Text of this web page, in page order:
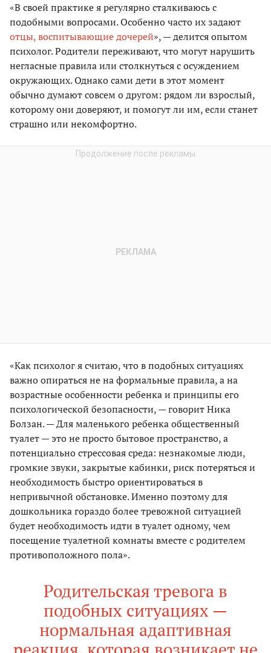
«В своей практике я регулярно сталкиваюсь с
подобными вопросами. Особенно часто их задают
отцы, воспитывающие дочерей», — делится опытом
психолог. Родители переживают, что могут нарушить
негласные правила или столкнуться с осуждением
окружающих. Однако сами дети в этот момент
обычно думают совсем о другом: рядом ли взрослый,
которому они доверяют, и помогут ли им, если станет
страшно или некомфортно.
«Как психолог я считаю, что в подобных ситуациях
важно опираться не на формальные правила, а на
возрастные особенности ребенка и принципы его
психологической безопасности, — говорит Ника
Болзан. — Для маленького ребенка общественный
туалет — это не просто бытовое пространство, а
потенциально стрессовая среда: незнакомые люди,
громкие звуки, закрытые кабинки, риск потеряться и
необходимость быстро ориентироваться в
непривычной обстановке. Именно поэтому для
дошкольника гораздо более тревожной ситуацией
будет необходимость идти в туалет одному, чем
посещение туалетной комнаты вместе с родителем
противоположного пола».
Родительская тревога в
подобных ситуациях —
нормальная адаптивная